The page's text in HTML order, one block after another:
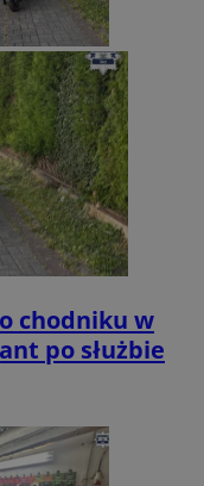
chodniku w
po służbie